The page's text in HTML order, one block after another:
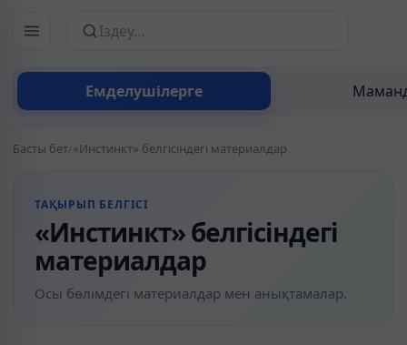
Емделушілерге
Сайттан іздеу
Басты бет/«Инстинкт» белгісіндегі материалдар
ТАҚЫРЫП БЕЛГІСІ
«Инстинкт» белгісіндегі
материалдар
Осы бөлімдегі материалдар мен анықтамалар.